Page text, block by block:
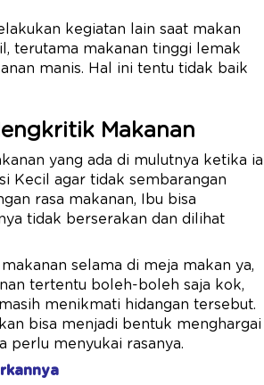
kegiatan lain saat makan
terutama makanan tinggi lemak
manis. Hal ini tentu tidak baik
Makanan
yang ada di mulutnya ketika ia
Kecil agar tidak sembarangan
rasa makanan, Ibu bisa
tidak berserakan dan dilihat
selama di meja makan ya,
tertentu boleh-boleh saja kok,
menikmati hidangan tersebut.
bisa menjadi bentuk menghargai
perlu menyukai rasanya.